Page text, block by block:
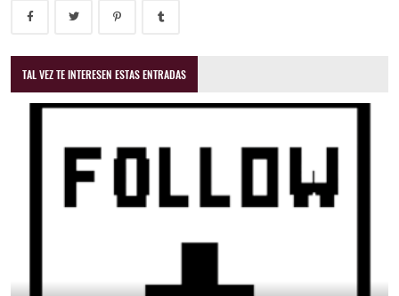
TAL VEZ TE INTERESEN ESTAS ENTRADAS